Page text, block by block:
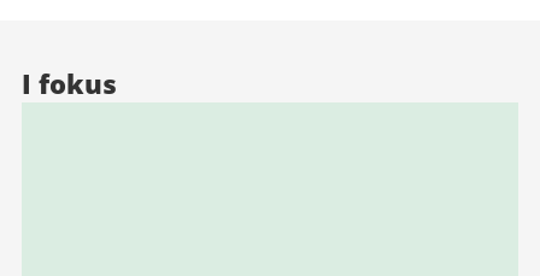
I fokus